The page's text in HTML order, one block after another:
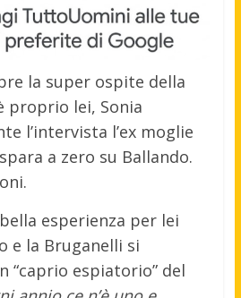
la super ospite della
proprio lei, Sonia
l’intervista l’ex moglie
a zero su Ballando.
esperienza per lei
e la Bruganelli si
“caprio espiatorio” del